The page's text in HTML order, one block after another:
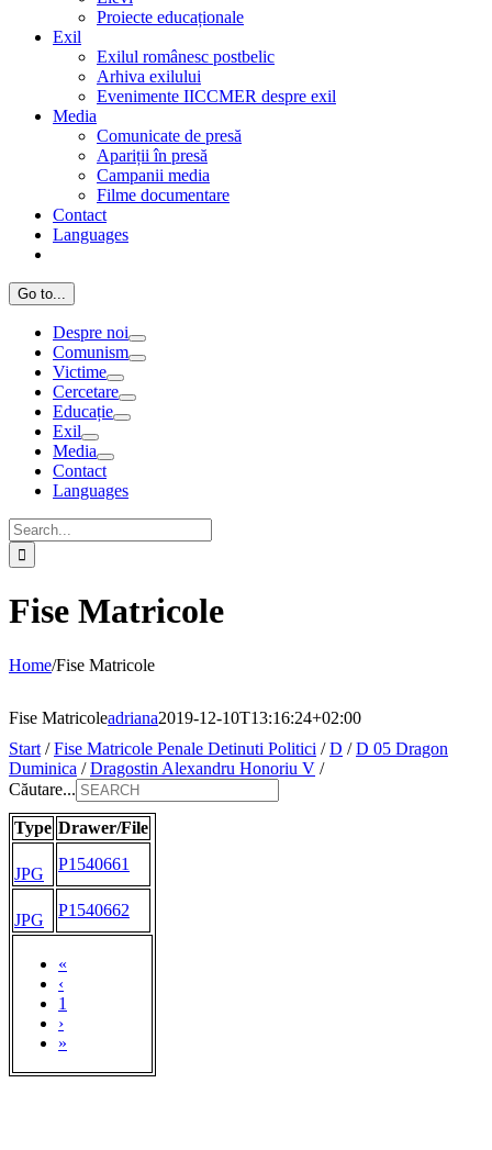
Proiecte educaționale
Exil
Exilul românesc postbelic
Arhiva exilului
Evenimente IICCMER despre exil
Media
Comunicate de presă
Apariții în presă
Campanii media
Filme documentare
Contact
Languages
Go to...
Despre noi
Comunism
Victime
Cercetare
Educație
Exil
Media
Contact
Languages
Search
for:
Fise Matricole
Home/Fise Matricole
Fise Matricoleadriana2019-12-10T13:16:24+02:00
Start /Fise Matricole Penale Detinuti Politici /D /D 05 Dragon
Duminica /Dragostin Alexandru Honoriu V /
Căutare...
Type Drawer/File
«
‹
1
›
»
JPG
P1540661
JPG
P1540662